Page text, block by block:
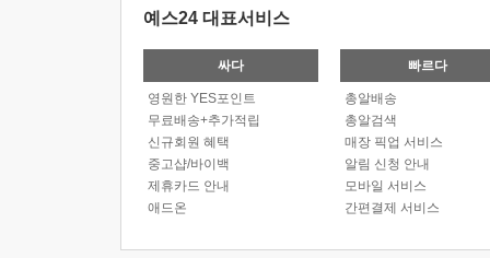
예스24 대표서비스
싸다
영원한 YES포인트
무료배송+추가적립
신규회원 혜택
중고샵/바이백
제휴카드 안내
애드온
빠르다
총알배송
총알검색
매장 픽업 서비스
알림 신청 안내
모바일 서비스
간편결제 서비스